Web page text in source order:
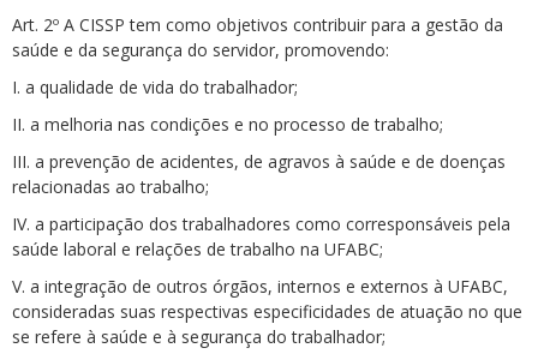
Art. 2º A CISSP tem como objetivos contribuir para a gestão da
saúde e da segurança do servidor, promovendo:
I. a qualidade de vida do trabalhador;
II. a melhoria nas condições e no processo de trabalho;
III. a prevenção de acidentes, de agravos à saúde e de doenças
relacionadas ao trabalho;
IV. a participação dos trabalhadores como corresponsáveis pela
saúde laboral e relações de trabalho na UFABC;
V. a integração de outros órgãos, internos e externos à UFABC,
consideradas suas respectivas especificidades de atuação no que
se refere à saúde e à segurança do trabalhador;